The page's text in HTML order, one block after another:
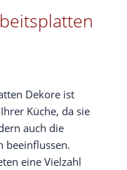
Deko­re ist
Küche, da sie
auch die
beein­flus­sen.
eine Viel­zahl